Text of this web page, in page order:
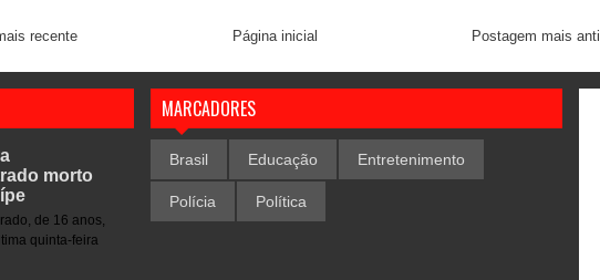
recente Postagem mais
Página inicial
morto
de 16 anos,
quinta-feira
MARCADORES
Brasil Educação Entretenimento
Polícia Política